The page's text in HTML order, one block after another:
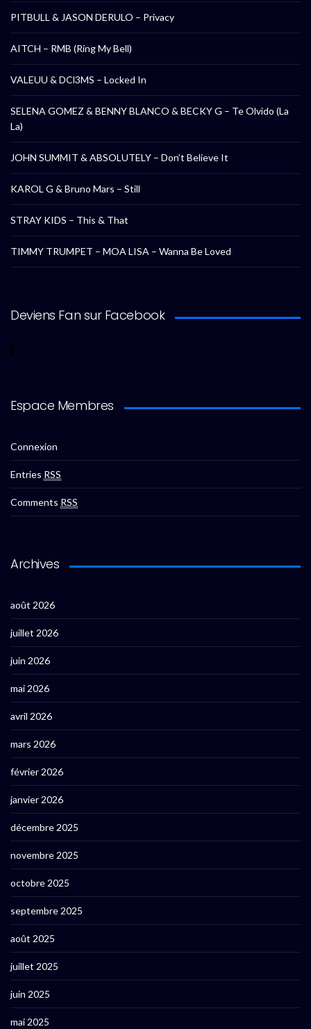
PITBULL & JASON DERULO – Privacy
AITCH – RMB (Ring My Bell)
VALEUU & DCl3MS – Locked In
SELENA GOMEZ & BENNY BLANCO & BECKY G – Te Olvido (La
La)
JOHN SUMMIT & ABSOLUTELY – Don’t Believe It
KAROL G & Bruno Mars – Still
STRAY KIDS – This & That
TIMMY TRUMPET – MOA LISA – Wanna Be Loved
Deviens Fan sur Facebook
Espace Membres
Connexion
Entries RSS
Comments RSS
Archives
août 2026
juillet 2026
juin 2026
mai 2026
avril 2026
mars 2026
février 2026
janvier 2026
décembre 2025
novembre 2025
octobre 2025
septembre 2025
août 2025
juillet 2025
juin 2025
mai 2025